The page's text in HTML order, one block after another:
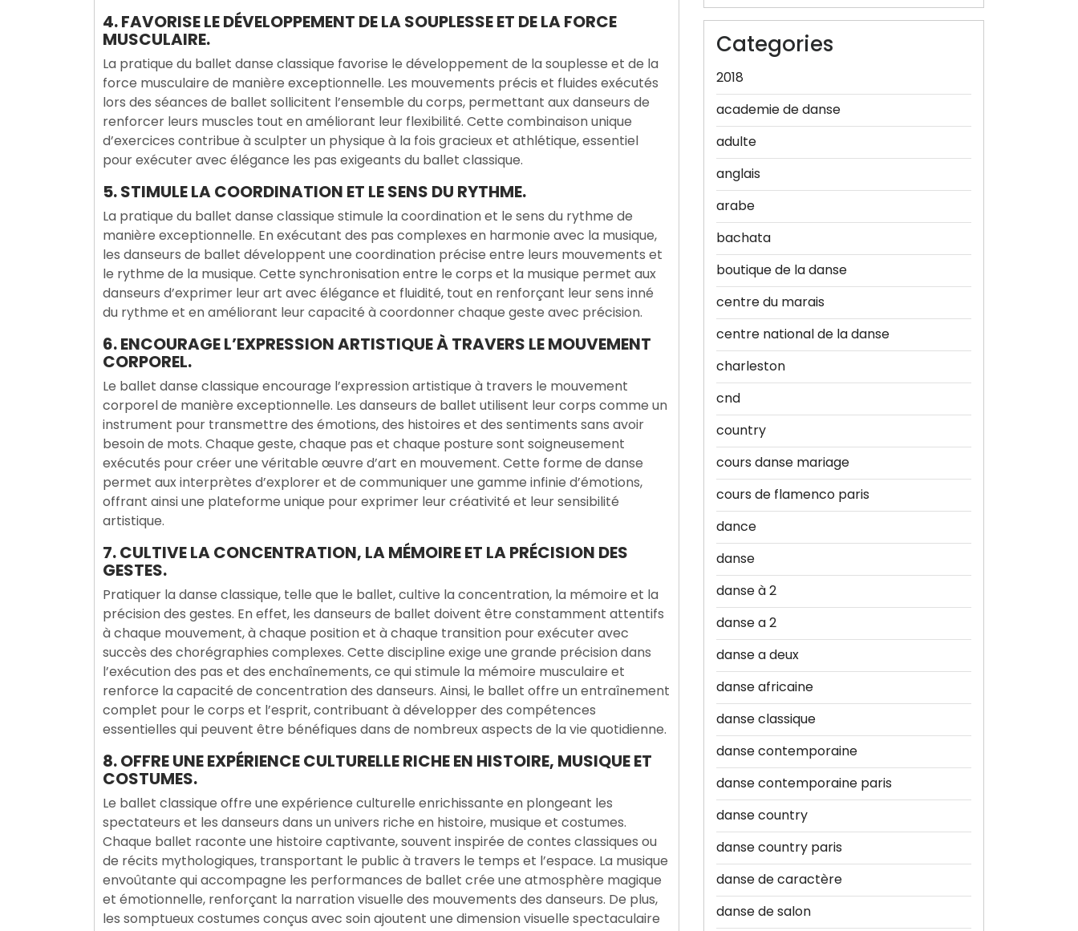
4. FAVORISE LE DÉVELOPPEMENT DE LA SOUPLESSE ET DE LA FORCE
MUSCULAIRE.
La pratique du ballet danse classique favorise le développement de la souplesse et de la
force musculaire de manière exceptionnelle. Les mouvements précis et fluides exécutés
lors des séances de ballet sollicitent l’ensemble du corps, permettant aux danseurs de
renforcer leurs muscles tout en améliorant leur flexibilité. Cette combinaison unique
d’exercices contribue à sculpter un physique à la fois gracieux et athlétique, essentiel
pour exécuter avec élégance les pas exigeants du ballet classique.
5. STIMULE LA COORDINATION ET LE SENS DU RYTHME.
La pratique du ballet danse classique stimule la coordination et le sens du rythme de
manière exceptionnelle. En exécutant des pas complexes en harmonie avec la musique,
les danseurs de ballet développent une coordination précise entre leurs mouvements et
le rythme de la musique. Cette synchronisation entre le corps et la musique permet aux
danseurs d’exprimer leur art avec élégance et fluidité, tout en renforçant leur sens inné
du rythme et en améliorant leur capacité à coordonner chaque geste avec précision.
6. ENCOURAGE L’EXPRESSION ARTISTIQUE À TRAVERS LE MOUVEMENT
CORPOREL.
Le ballet danse classique encourage l’expression artistique à travers le mouvement
corporel de manière exceptionnelle. Les danseurs de ballet utilisent leur corps comme un
instrument pour transmettre des émotions, des histoires et des sentiments sans avoir
besoin de mots. Chaque geste, chaque pas et chaque posture sont soigneusement
exécutés pour créer une véritable œuvre d’art en mouvement. Cette forme de danse
permet aux interprètes d’explorer et de communiquer une gamme infinie d’émotions,
offrant ainsi une plateforme unique pour exprimer leur créativité et leur sensibilité
artistique.
7. CULTIVE LA CONCENTRATION, LA MÉMOIRE ET LA PRÉCISION DES
GESTES.
Pratiquer la danse classique, telle que le ballet, cultive la concentration, la mémoire et la
précision des gestes. En effet, les danseurs de ballet doivent être constamment attentifs
à chaque mouvement, à chaque position et à chaque transition pour exécuter avec
succès des chorégraphies complexes. Cette discipline exige une grande précision dans
l’exécution des pas et des enchaînements, ce qui stimule la mémoire musculaire et
renforce la capacité de concentration des danseurs. Ainsi, le ballet offre un entraînement
complet pour le corps et l’esprit, contribuant à développer des compétences
essentielles qui peuvent être bénéfiques dans de nombreux aspects de la vie quotidienne.
8. OFFRE UNE EXPÉRIENCE CULTURELLE RICHE EN HISTOIRE, MUSIQUE ET
COSTUMES.
Le ballet classique offre une expérience culturelle enrichissante en plongeant les
spectateurs et les danseurs dans un univers riche en histoire, musique et costumes.
Chaque ballet raconte une histoire captivante, souvent inspirée de contes classiques ou
de récits mythologiques, transportant le public à travers le temps et l’espace. La musique
envoûtante qui accompagne les performances de ballet crée une atmosphère magique
et émotionnelle, renforçant la narration visuelle des mouvements des danseurs. De plus,
les somptueux costumes conçus avec soin ajoutent une dimension visuelle spectaculaire
Categories
2018
academie de danse
adulte
anglais
arabe
bachata
boutique de la danse
centre du marais
centre national de la danse
charleston
cnd
country
cours danse mariage
cours de flamenco paris
dance
danse
danse à 2
danse a 2
danse a deux
danse africaine
danse classique
danse contemporaine
danse contemporaine paris
danse country
danse country paris
danse de caractère
danse de salon